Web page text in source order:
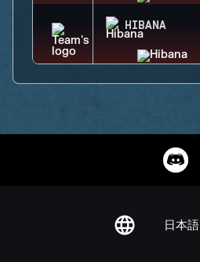
HIBANA
日本語